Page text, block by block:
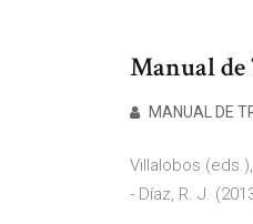
Manual
MANUAL DE
Villalobos
- Díaz, R. J.